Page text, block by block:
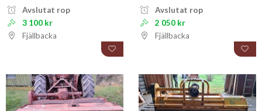
Avslutat rop
3 100 kr
Fjällbacka
Avslutat rop
2 050 kr
Fjällbacka